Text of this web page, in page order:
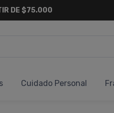
Cuidado Personal